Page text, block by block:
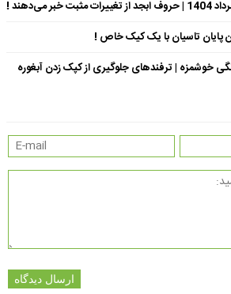
پایان تاسیان با یک کیک خاص !
خوشمزه | ترفندهای جلوگیری از کپک زدن آبغوره
ارسال دیدگاه